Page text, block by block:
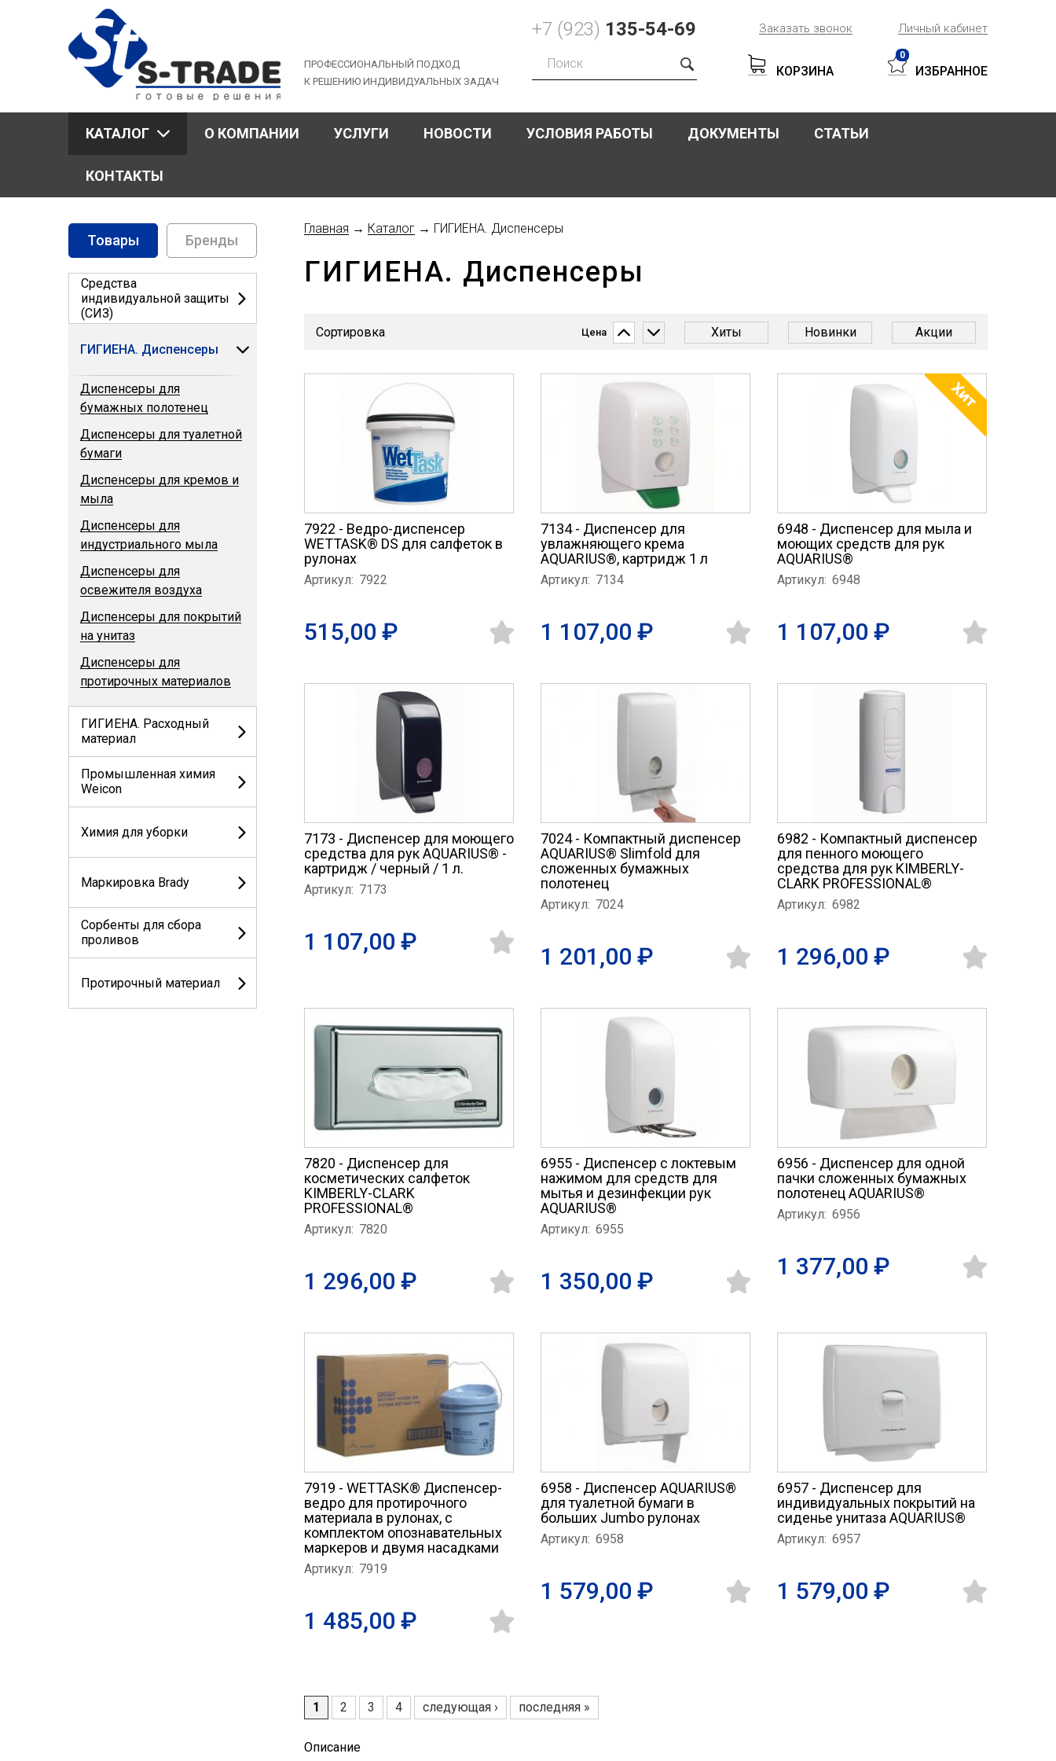
ПРОФЕССИОНАЛЬНЫЙ ПОДХОД
К РЕШЕНИЮ ИНДИВИДУАЛЬНЫХ ЗАДАЧ
+7 (923) 135-54-69 Заказать звонок Личный кабинет
Форма
поиска
КОРЗИНА
0
ИЗБРАННОЕ
КАТАЛОГ О КОМПАНИИ УСЛУГИ НОВОСТИ УСЛОВИЯ РАБОТЫ ДОКУМЕНТЫ СТАТЬИ
КОНТАКТЫ
здесь
Главная → Каталог → ГИГИЕНА. Диспенсеры
ГИГИЕНА. Диспенсеры
↑ ↓
7922 - Ведро-диспенсер
WETTASK® DS для салфеток в
рулонах
Артикул: 7922
515,00 ₽
7134 - Диспенсер для
увлажняющего крема
AQUARIUS®, картридж 1 л
Артикул: 7134
1 107,00 ₽
6948 - Диспенсер для мыла и
моющих средств для рук
AQUARIUS®
Артикул: 6948
1 107,00 ₽
7173 - Диспенсер для моющего
средства для рук AQUARIUS® -
картридж / черный / 1 л.
Артикул: 7173
1 107,00 ₽
7024 - Компактный диспенсер
AQUARIUS® Slimfold для
сложенных бумажных
полотенец
Артикул: 7024
1 201,00 ₽
6982 - Компактный диспенсер
для пенного моющего
средства для рук KIMBERLY-
CLARK PROFESSIONAL®
Артикул: 6982
1 296,00 ₽
7820 - Диспенсер для
косметических салфеток
KIMBERLY-CLARK
PROFESSIONAL®
Артикул: 7820
1 296,00 ₽
6955 - Диспенсер с локтевым
нажимом для средств для
мытья и дезинфекции рук
AQUARIUS®
Артикул: 6955
1 350,00 ₽
6956 - Диспенсер для одной
пачки сложенных бумажных
полотенец AQUARIUS®
Артикул: 6956
1 377,00 ₽
7919 - WETTASK® Диспенсер-
ведро для протирочного
материала в рулонах, с
комплектом опознавательных
маркеров и двумя насадками
Артикул: 7919
1 485,00 ₽
6958 - Диспенсер AQUARIUS®
для туалетной бумаги в
больших Jumbo рулонах
Артикул: 6958
1 579,00 ₽
6957 - Диспенсер для
индивидуальных покрытий на
сиденье унитаза AQUARIUS®
Артикул: 6957
1 579,00 ₽
1 2 3 4 следующая › последняя »
Описание
Товары Бренды
Средства
индивидуальной защиты
(СИЗ)
ГИГИЕНА. Диспенсеры
Диспенсеры для
бумажных полотенец
Диспенсеры для туалетной
бумаги
Диспенсеры для кремов и
мыла
Диспенсеры для
индустриального мыла
Диспенсеры для
освежителя воздуха
Диспенсеры для покрытий
на унитаз
Диспенсеры для
протирочных материалов
ГИГИЕНА. Расходный
материал
Промышленная химия
Weicon
Химия для уборки
Маркировка Brady
Сорбенты для сбора
проливов
Протирочный материал